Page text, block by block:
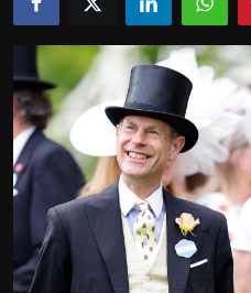
Lifestyle & Gesellschaft
Sport & Freizeit
Tech & IT-Security
Wirtschaft
Wissenschaft & Gesundheit
Deutsch